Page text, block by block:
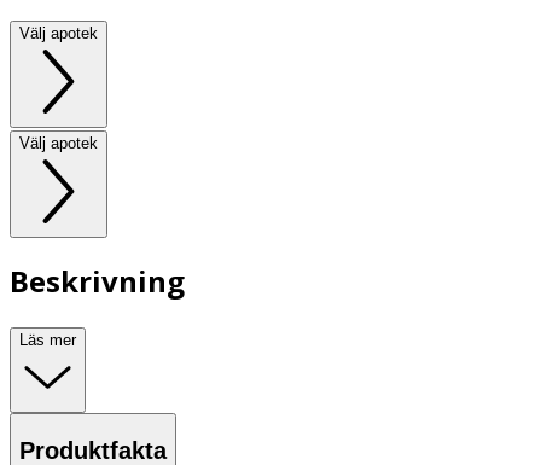
Välj apotek
Välj apotek
Beskrivning
Läs mer
Produktfakta